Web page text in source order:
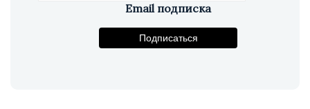
Email подписка
Подписаться